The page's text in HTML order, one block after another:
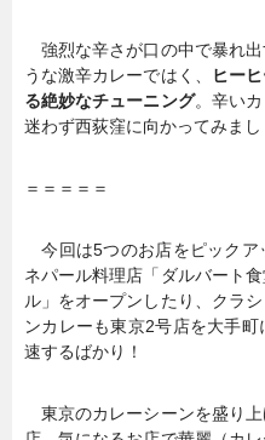
強烈な辛さが口の中で暴れ
うな激辛カレーではく、
ヒー
る絶妙なチューニング。辛い
迷わず西荻窪に向かってみまし
＝＝＝＝＝
今回は5つのお店をピックア
ネパール料理店「ダルバート
ル」をオープンしたり、クラ
ンカレーも東京2号店を大手
速するばかり！
東京のカレーシーンを盛り